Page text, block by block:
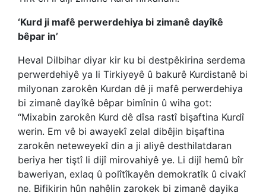
‘Kurd ji mafê perwerdehiya bi zimanê dayîkê
bêpar in’
Heval Dilbihar diyar kir ku bi destpêkirina serdema
perwerdehiyê ya li Tirkiyeyê û bakurê Kurdistanê bi
milyonan zarokên Kurdan dê ji mafê perwerdehiya
bi zimanê dayîkê bêpar bimînin û wiha got:
“Mixabin zarokên Kurd dê dîsa rastî bişaftina Kurdî
werin. Em vê bi awayekî zelal dibêjin bişaftina
zarokên neteweyekî din a ji aliyê desthilatdaran
beriya her tiştî li dijî mirovahiyê ye. Li dijî hemû bîr
baweriyan, exlaq û polîtîkayên demokratîk û civakî
ne. Bifikirin hûn nahêlin zarokek bi zimanê dayika